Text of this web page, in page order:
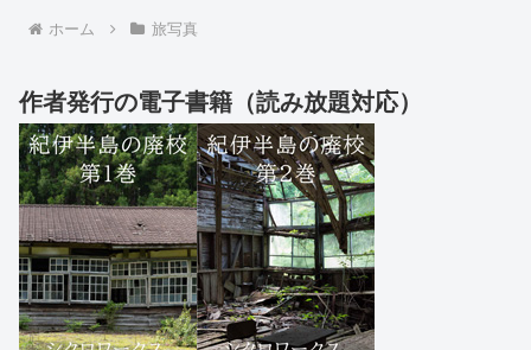
ホーム 旅写真
作者発行の電子書籍（読み放題対応）